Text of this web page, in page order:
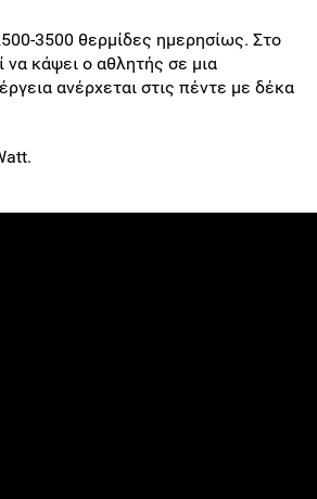
3500 θερμίδες ημερησίως. Στο
να κάψει ο αθλητής σε μια
ανέρχεται στις πέντε με δέκα